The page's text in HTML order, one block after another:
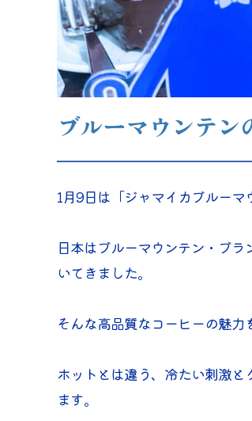
ブルーマウンテン
1月9日は「ジャマイカブルーマ
日本はブルーマウンテン・ブ
いてきました。
そんな高品質なコーヒーの魅力
ホットとは違う、冷たい刺激
ます。